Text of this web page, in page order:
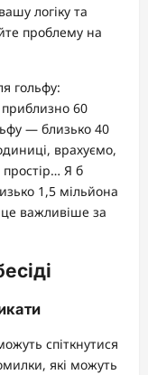
логіку та
проблему на
гольфу:
приблизно 60
— близько 40
врахуємо,
простір… Я б
1,5 мільйона
це важливіше за
спіткнутися
які можуть